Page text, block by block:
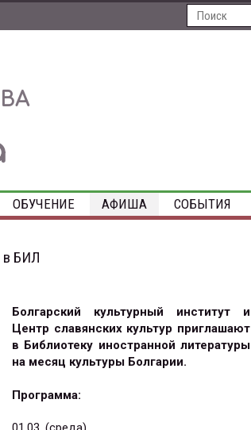
ОБУЧЕНИЕ АФИША СОБЫТИЯ
в БИЛ
Болгарский культурный институт и
Центр славянских культур приглашают
в Библиотеку иностранной литературы
на месяц культуры Болгарии.
Программа: